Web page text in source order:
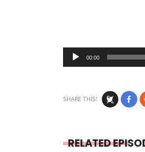
Audio
Player
00:00
SHARE THIS!
RELATED